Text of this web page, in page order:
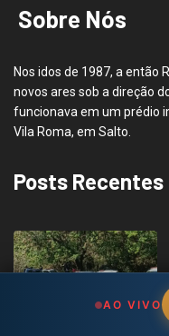
Sobre Nós
Nos idos de 1987, a então
novos ares sob a direção
funcionava em um prédio
Vila Roma, em Salto.
Posts Recentes
AO VIVO